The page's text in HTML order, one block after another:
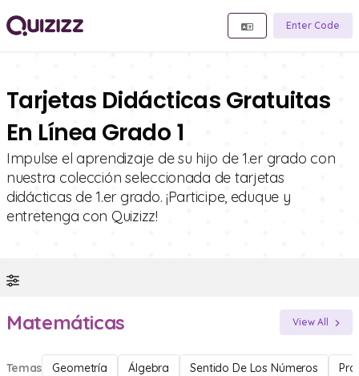
Enter Code
Tarjetas Didácticas Gratuitas
En Línea Grado 1
Impulse el aprendizaje de su hijo de 1.er grado con
nuestra colección seleccionada de tarjetas
didácticas de 1.er grado. ¡Participe, eduque y
entretenga con Quizizz!
Matemáticas View All
Temas Geometría Álgebra Sentido De Los Números